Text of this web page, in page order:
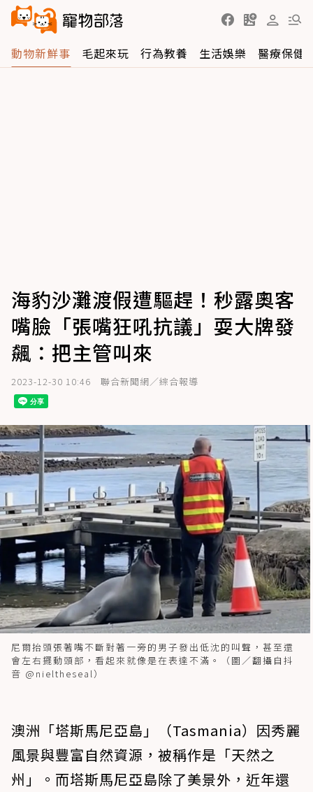
動物新鮮事 毛起來玩 行為教養 生活娛樂 醫療保健
海豹沙灘渡假遭驅趕！秒露奧客
嘴臉「張嘴狂吼抗議」耍大牌發
飆：把主管叫來
2023-12-30 10:46 聯合新聞網／綜合報導
尼爾抬頭張著嘴不斷對著一旁的男子發出低沈的叫聲，甚至還
會左右擺動頭部，看起來就像是在表達不滿。（圖／翻攝自抖
音 @nieltheseal）
澳洲「塔斯馬尼亞島」（Tasmania）因秀麗
風景與豐富自然資源，被稱作是「天然之
州」。而塔斯馬尼亞島除了美景外，近年還